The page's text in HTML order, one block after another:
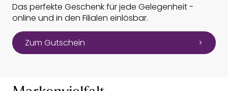
Das perfekte Geschenk für jede Gelegenheit -
online und in den Filialen einlösbar.
Zum Gutschein